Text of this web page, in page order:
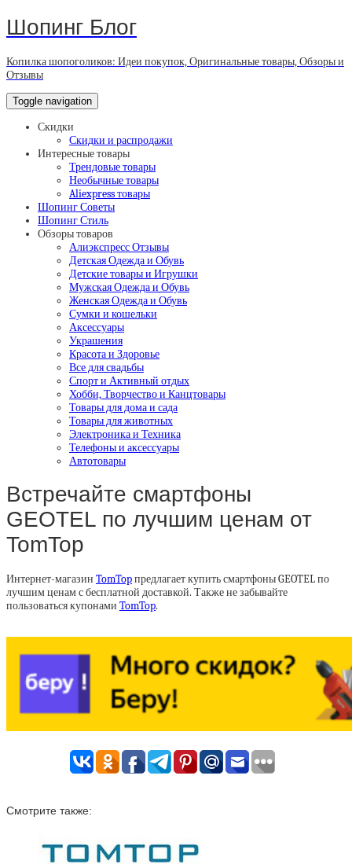
Шопинг Блог
Копилка шопоголиков: Идеи покупок, Оригинальные товары, Обзоры и
Отзывы
Toggle navigation
Скидки
Скидки и распродажи
Интересные товары
Трендовые товары
Необычные товары
Aliexpress товары
Шопинг Советы
Шопинг Стиль
Обзоры товаров
Алиэкспресс Отзывы
Детская Одежда и Обувь
Детские товары и Игрушки
Мужская Одежда и Обувь
Женская Одежда и Обувь
Сумки и кошельки
Аксессуары
Украшения
Красота и Здоровье
Все для свадьбы
Спорт и Активный отдых
Хобби, Творчество и Канцтовары
Товары для дома и сада
Товары для животных
Электроника и Техника
Телефоны и аксессуары
Автотовары
Встречайте смартфоны
GEOTEL по лучшим ценам от
TomTop
Интернет-магазин TomTopпредлагает купить смартфоны GEOTEL по
лучшим ценам с бесплатной доставкой. Также не забывайте
пользоваться купонами TomTop.
Смотрите также: